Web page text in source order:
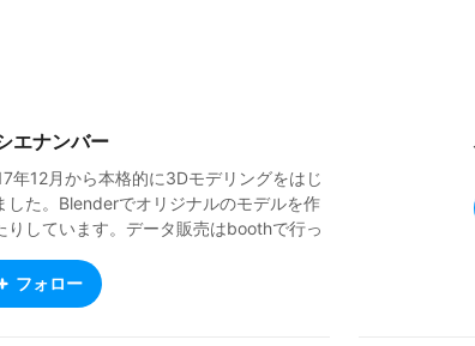
エナンバー
年12月から本格的に3Dモデリングをはじ
した。Blenderでオリジナルのモデルを作
りしています。データ販売はboothで行っ
フォロー